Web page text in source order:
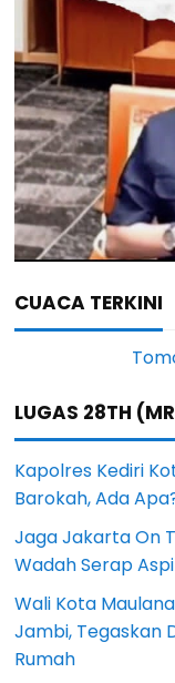
CUACA TERKINI
LUGAS 28TH
Kapolres Kediri
Barokah, Ada
Jaga Jakarta On
Wadah Serap
Wali Kota
Jambi, Tegaskan
Rumah